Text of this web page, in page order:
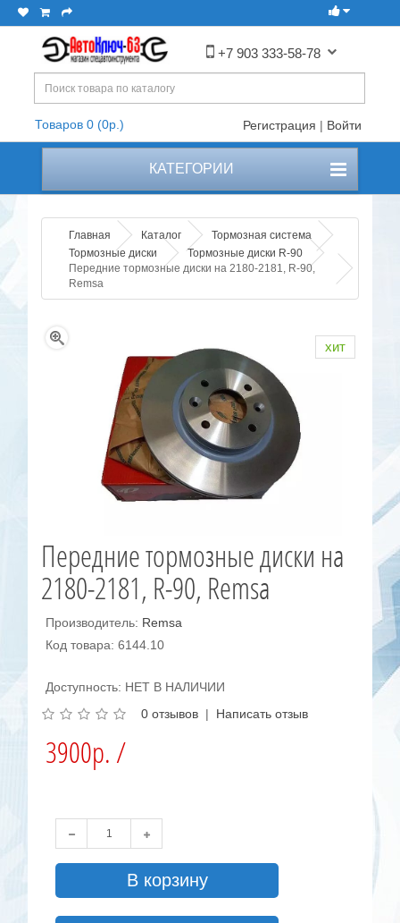
+7 903 333-58-78
Товаров 0 (0р.) Регистрация | Войти
КАТЕГОРИИ
Главная Каталог
Тормозная система
Тормозные диски
Тормозные диски R-90
Передние тормозные диски на 2180-2181, R-90,
Remsa
хит
Передние тормозные диски на
2180-2181, R-90, Remsa
Производитель: Remsa
Код товара: 6144.10
Доступность: НЕТ В НАЛИЧИИ
0 отзывов | Написать отзыв
3900р. /
В корзину